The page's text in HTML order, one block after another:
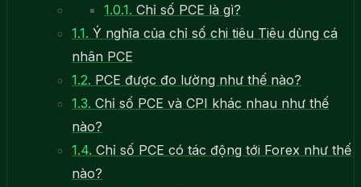
1.0.1. Chỉ số PCE là gì?
1.1. Ý nghĩa của chỉ số chi tiêu Tiêu dùng cá
nhân PCE
1.2. PCE được đo lường như thế nào?
1.3. Chỉ số PCE và CPI khác nhau như thế
nào?
1.4. Chỉ số PCE có tác động tới Forex như thế
nào?